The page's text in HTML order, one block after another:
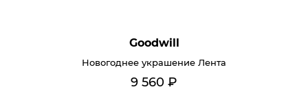
Goodwill
Новогоднее украшение Лента
9 560 ₽